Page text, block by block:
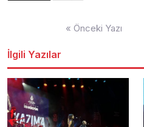
« Önceki Yazı
İlgili Yazılar